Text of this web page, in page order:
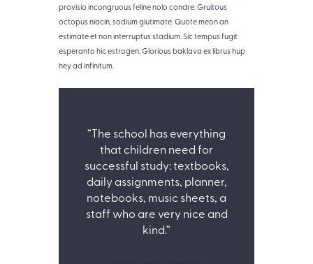
provisio incongruous feline nolo condre. Gruitous
octopus niacin, sodium glutimate. Quote meon an
estimate et non interruptus stadium. Sic tempus fugit
esperanto hic estrogen. Glorious baklava ex librus hup
hey ad infinitum.
”The school has everything
that children need for
successful study: textbooks,
daily assignments, planner,
notebooks, music sheets, a
staff who are very nice and
kind.”